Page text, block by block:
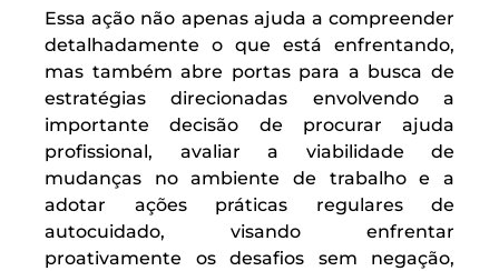
Essa ação não apenas ajuda a compreender
detalhadamente o que está enfrentando,
mas também abre portas para a busca de
estratégias direcionadas envolvendo a
importante decisão de procurar ajuda
profissional, avaliar a viabilidade de
mudanças no ambiente de trabalho e a
adotar ações práticas regulares de
autocuidado, visando enfrentar
proativamente os desafios sem negação,